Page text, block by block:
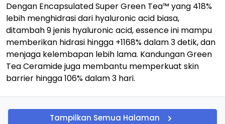
Dengan Encapsulated Super Green Tea™ yang 418%
lebih menghidrasi dari hyaluronic acid biasa,
ditambah 9 jenis hyaluronic acid, essence ini mampu
memberikan hidrasi hingga +1168% dalam 3 detik, dan
menjaga kelembapan lebih lama. Kandungan Green
Tea Ceramide juga membantu memperkuat skin
barrier hingga 106% dalam 3 hari.
Tampilkan Semua Halaman